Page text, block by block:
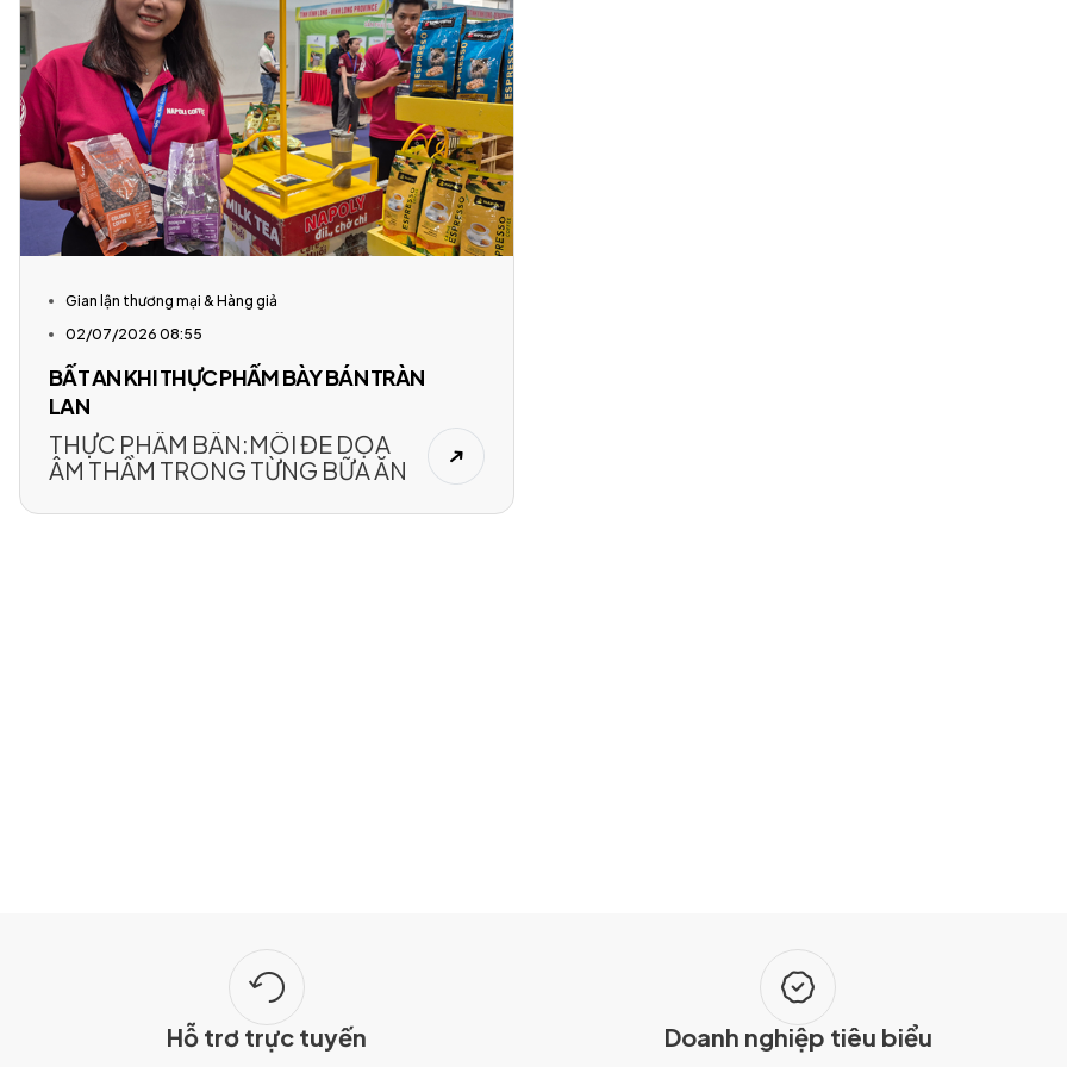
hóa không rõ nguồn gốc, xuất xứ hoặc
trà trộn vào các hàng hóa có nhãn
mác, bao bì được cơ quan chức năng
kiểm định. Nhiều cơ sở kinh doanh
thực phẩm nhưng không đảm bảo an
toàn. Thực trạng trên báo động về vấn
nạn thực phẩm bẩn, mất an toàn đang
tiêu thụ tràn lan ngoài thị trường.
Gian lận thương mại & Hàng giả
02/07/2026 08:55
BẤT AN KHI THỰC PHẨM BÀY BÁN TRÀN
LAN
THỰC PHẨM BẨN:MỐI ĐE DỌA
ÂM THẦM TRONG TỪNG BỮA ĂN
Hỗ trơ trực tuyến Doanh nghiệp tiêu biểu